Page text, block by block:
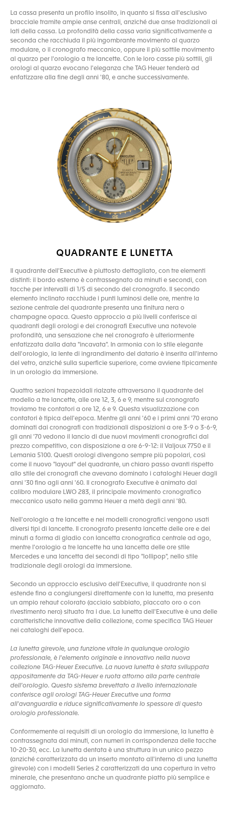
La cassa presenta un profilo insolito, in quanto si fissa all'esclusivo
bracciale tramite ampie anse centrali, anziché due anse tradizionali ai
lati della cassa. La profondità della cassa varia significativamente a
seconda che racchiuda il più ingombrante movimento al quarzo
modulare, o il cronografo meccanico, oppure il più sottile movimento
al quarzo per l'orologio a tre lancette. Con le loro casse più sottili, gli
orologi al quarzo evocano l'eleganza che TAG Heuer tenderà ad
enfatizzare alla fine degli anni '80, e anche successivamente.
QUADRANTE E LUNETTA
Il quadrante dell'Executive è piuttosto dettagliato, con tre elementi
distinti: il bordo esterno è contrassegnato da minuti e secondi, con
tacche per intervalli di 1/5 di secondo del cronografo. Il secondo
elemento inclinato racchiude i punti luminosi delle ore, mentre la
sezione centrale del quadrante presenta una finitura nera o
champagne opaca. Questo approccio a più livelli conferisce ai
quadranti degli orologi e dei cronografi Executive una notevole
profondità, una sensazione che nel cronografo è ulteriormente
enfatizzata dalla data "incavata". In armonia con lo stile elegante
dell'orologio, la lente di ingrandimento del datario è inserita all'interno
del vetro, anziché sulla superficie superiore, come avviene tipicamente
in un orologio da immersione.
Quattro sezioni trapezoidali rialzate attraversano il quadrante del
modello a tre lancette, alle ore 12, 3, 6 e 9, mentre sul cronografo
troviamo tre contatori a ore 12, 6 e 9. Questa visualizzazione con
contatori è tipica dell'epoca. Mentre gli anni '60 e i primi anni '70 erano
dominati dai cronografi con tradizionali disposizioni a ore 3-9 o 3-6-9,
gli anni '70 vedono il lancio di due nuovi movimenti cronografici dal
prezzo competitivo, con disposizione a ore 6-9-12: il Valjoux 7750 e il
Lemania 5100. Questi orologi divengono sempre più popolari, così
come il nuovo "layout" del quadrante, un chiaro passo avanti rispetto
allo stile dei cronografi che avevano dominato i cataloghi Heuer dagli
anni '30 fino agli anni '60. Il cronografo Executive è animato dal
calibro modulare LWO 283, il principale movimento cronografico
meccanico usato nella gamma Heuer a metà degli anni '80.
Nell'orologio a tre lancette e nei modelli cronografici vengono usati
diversi tipi di lancette. Il cronografo presenta lancette delle ore e dei
minuti a forma di gladio con lancetta cronografica centrale ad ago,
mentre l'orologio a tre lancette ha una lancetta delle ore stile
Mercedes e una lancetta dei secondi di tipo "lollipop", nello stile
tradizionale degli orologi da immersione.
Secondo un approccio esclusivo dell'Executive, il quadrante non si
estende fino a congiungersi direttamente con la lunetta, ma presenta
un ampio rehaut colorato (acciaio sabbiato, placcato oro o con
rivestimento nero) situato fra i due. La lunetta dell'Executive è una delle
caratteristiche innovative della collezione, come specifica TAG Heuer
nei cataloghi dell'epoca.
La lunetta girevole, una funzione vitale in qualunque orologio
professionale, è l'elemento originale e innovativo nella nuova
collezione TAG-Heuer Executive. La nuova lunetta è stata sviluppata
appositamente da TAG-Heuer e ruota attorno alla parte centrale
dell'orologio. Questo sistema brevettato a livello internazionale
conferisce agli orologi TAG-Heuer Executive una forma
all'avanguardia e riduce significativamente lo spessore di questo
orologio professionale.
Conformemente ai requisiti di un orologio da immersione, la lunetta è
contrassegnata dai minuti, con numeri in corrispondenza delle tacche
10-20-30, ecc. La lunetta dentata è una struttura in un unico pezzo
(anziché caratterizzata da un inserto montato all'interno di una lunetta
girevole) con i modelli Series 2 caratterizzati da una copertura in vetro
minerale, che presentano anche un quadrante piatto più semplice e
aggiornato.